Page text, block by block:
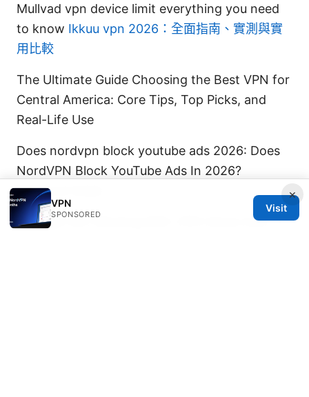
Mullvad vpn device limit everything you need
to know Ikkuu vpn 2026：全面指南、實測與實
用比較
The Ultimate Guide Choosing the Best VPN for
Central America: Core Tips, Top Picks, and
Real-Life Use
Does nordvpn block youtube ads 2026: Does
NordVPN Block YouTube Ads In 2026?
Practical Guide
Chatgpt Not Working With VPN Heres How To
×
VPN
SPONSORED
Visit